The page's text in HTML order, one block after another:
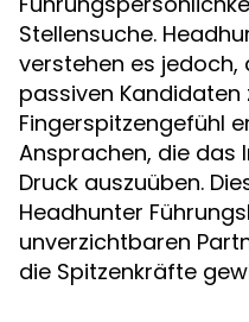
Stellensuche.
verstehen es jedoch,
passiven Kandidaten
Fingerspitzengefühl
Ansprachen, die das
Druck auszuüben.
Headhunter
unverzichtbaren
die Spitzenkräfte